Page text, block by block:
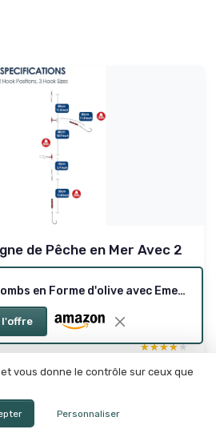
de Pêche en Mer Avec 2
tête
★★★★★
★★★★★
25/45 Pièces Plombs en Forme d'olive avec Emerillon de Pêche Truite Set 6/10 Tailles Anneaux Solides Poids de Pêche 3g 4g 5g 7g 8g 10g 15g 20g 25g 30g 40g Plombs en Forme de Poire Sinker
l'offre
vous donne le contrôle sur ceux que
Personnaliser